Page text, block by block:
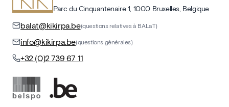
Parc du Cinquantenaire 1, 1000 Bruxelles, Belgique
balat@kikirpa.be(questions relatives à BALaT)
info@kikirpa.be(questions générales)
+32 (0)2 739 67 11